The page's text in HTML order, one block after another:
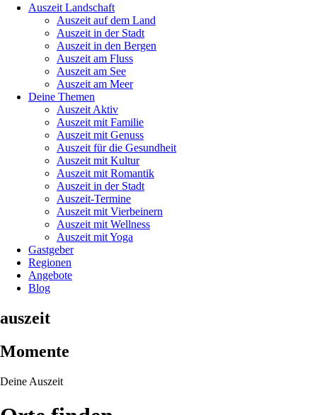
Auszeit Landschaft
Auszeit auf dem Land
Auszeit in der Stadt
Auszeit in den Bergen
Auszeit am Fluss
Auszeit am See
Auszeit am Meer
Deine Themen
Auszeit Aktiv
Auszeit mit Familie
Auszeit mit Genuss
Auszeit für die Gesundheit
Auszeit mit Kultur
Auszeit mit Romantik
Auszeit in der Stadt
Auszeit-Termine
Auszeit mit Vierbeinern
Auszeit mit Wellness
Auszeit mit Yoga
Gastgeber
Regionen
Angebote
Blog
auszeit
Momente
Deine Auszeit